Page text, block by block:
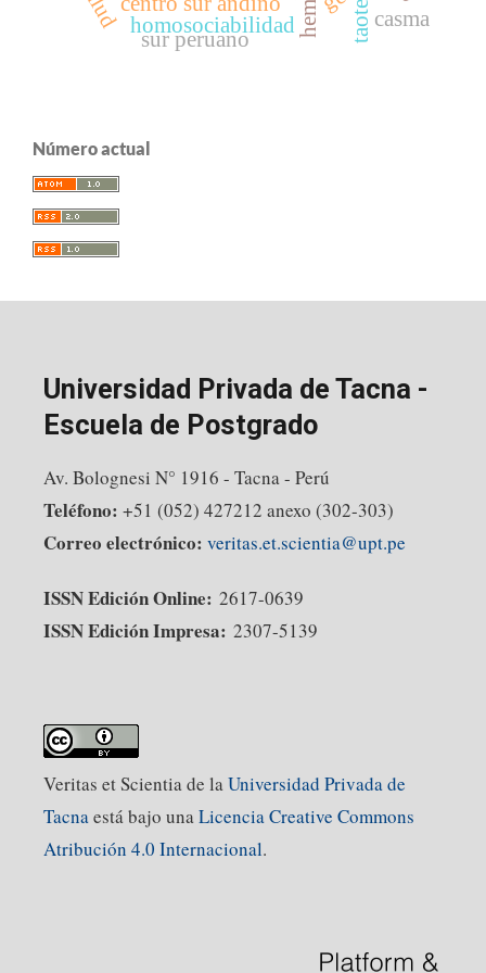
homosociabilidad taote casma
sur peruano
Número actual
Universidad Privada de Tacna -
Escuela de Postgrado
Av. Bolognesi N° 1916 - Tacna - Perú
Teléfono: +51 (052) 427212 anexo (302-303)
Correo electrónico: veritas.et.scientia@upt.pe
ISSN Edición Online: 2617-0639
ISSN Edición Impresa: 2307-5139
Veritas et Scientia de la Universidad Privada de
Tacna está bajo una Licencia Creative Commons
Atribución 4.0 Internacional.